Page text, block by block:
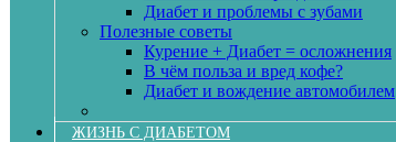
Диабет и проблемы с зубами
Полезные советы
Курение + Диабет = осложнения
В чём польза и вред кофе?
Диабет и вождение автомобилем
ЖИЗНЬ С ДИАБЕТОМ